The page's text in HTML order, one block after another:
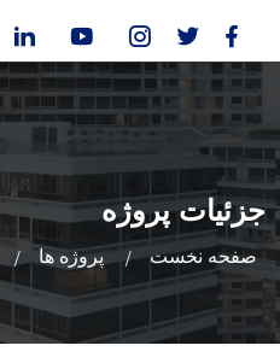
جزئیات پروژه
صفحه نخست پروژه ها